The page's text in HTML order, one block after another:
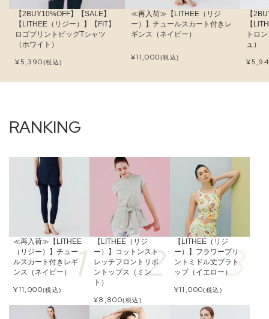
【2BUY10%OFF】【SALE】
【LITHEE（リジー）】【FIT】
ロゴプリントビッグTシャツ
（ホワイト）
¥5,390(税込)
≪再入荷≫【LITHEE（リジ
ー）】チュールスカート付きレ
ギンス（ネイビー）
¥11,000(税込)
【
【
トロ
ュ）
¥
≪再入荷≫【LITHEE
（リジー）】チュー
ルスカート付きレギ
ンス（ネイビー）
¥11,000(税込)
【LITHEE（リジ
ー）】コットンスト
レッチフロントリボ
ントップス（ミン
ト）
¥8,800(税込)
【LITHEE（リジ
ー）】フラワープリ
ントミドル丈ブラト
ップ（イエロー）
¥11,000(税込)